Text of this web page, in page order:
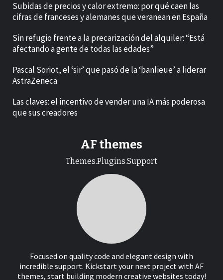
Subidas de precios y calor extremo: por qué caen las
cifras de franceses y alemanes que veranean en España
Sin refugio frente a la precarización del alquiler: “Está
afectando a gente de todas las edades”
Pascal Soriot, el ‘sir’ que pasó de la ‘banlieue’ a liderar
AstraZeneca
Las claves: el incentivo de vender una IA más poderosa
que sus creadores
AF themes
Themes.Plugins.Support
Focused on quality code and elegant design with
incredible support. Kickstart your next project with AF
themes, start building modern creative websites today!